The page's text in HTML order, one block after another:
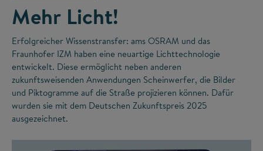
Mehr Licht!
Erfolgreicher Wissenstransfer: ams OSRAM und das
Fraunhofer IZM haben eine neuartige Lichttechnologie
entwickelt. Diese ermöglicht neben anderen
zukunftsweisenden Anwendungen Scheinwerfer, die Bilder
und Piktogramme auf die Straße projizieren können. Dafür
wurden sie mit dem Deutschen Zukunftspreis 2025
ausgezeichnet.